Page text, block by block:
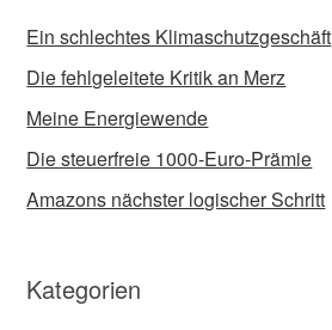
Ein schlechtes Klimaschutzgeschäft
Die fehlgeleitete Kritik an Merz
Meine Energiewende
Die steuerfreie 1000-Euro-Prämie
Amazons nächster logischer Schritt
Kategorien